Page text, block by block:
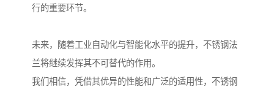
行的重要环节。
未来，随着工业自动化与智能化水平的提升，不锈钢法
兰将继续发挥其不可替代的作用。
我们相信，凭借其优异的性能和广泛的适用性，不锈钢